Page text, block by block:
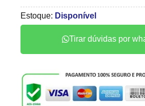
Estoque: Disponível
Tirar dúvidas por